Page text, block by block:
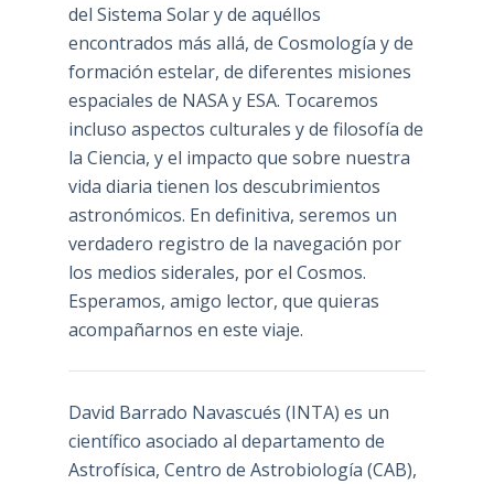
del Sistema Solar y de aquéllos
encontrados más allá, de Cosmología y de
formación estelar, de diferentes misiones
espaciales de NASA y ESA. Tocaremos
incluso aspectos culturales y de filosofía de
la Ciencia, y el impacto que sobre nuestra
vida diaria tienen los descubrimientos
astronómicos. En definitiva, seremos un
verdadero registro de la navegación por
los medios siderales, por el Cosmos.
Esperamos, amigo lector, que quieras
acompañarnos en este viaje.
David Barrado Navascués (INTA) es un
científico asociado al departamento de
Astrofísica, Centro de Astrobiología (CAB),